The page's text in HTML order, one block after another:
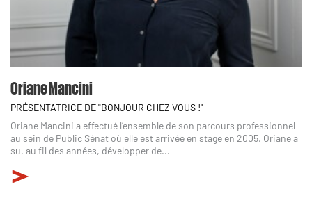
Oriane Mancini
PRÉSENTATRICE DE "BONJOUR CHEZ VOUS !"
Oriane Mancini a effectué l’ensemble de son parcours professionnel
au sein de Public Sénat où elle est arrivée en stage en 2005. Oriane a
su, au fil des années, développer de...